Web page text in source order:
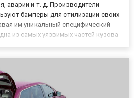
аварии и т. д. Производители
бамперы для стилизации своих
им уникальный специфический
из самых уязвимых частей кузова